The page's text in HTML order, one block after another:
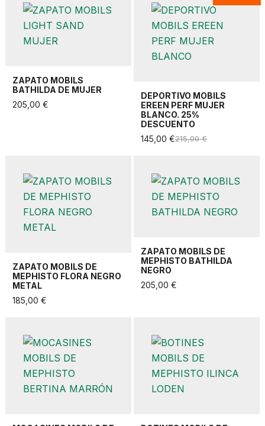
ZAPATO MOBILS
BATHILDA DE MUJER
205,00 €
DEPORTIVO MOBILS
EREEN PERF MUJER
BLANCO. 25%
DESCUENTO
145,00 €215,00 €
ZAPATO MOBILS DE
MEPHISTO FLORA NEGRO
METAL
185,00 €
ZAPATO MOBILS DE
MEPHISTO BATHILDA
NEGRO
205,00 €